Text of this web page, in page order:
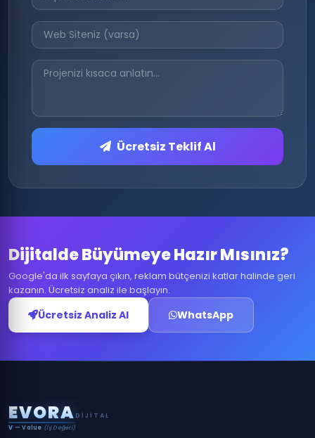
Ücretsiz Teklif Al
Dijitalde Büyümeye Hazır Mısınız?
Google'da ilk sayfaya çıkın, reklam bütçenizi katlar halinde geri
kazanın. Ücretsiz analiz ile başlayın.
Ücretsiz Analiz Al WhatsApp
EVORA DIJITAL
V — Value (İş Değeri)